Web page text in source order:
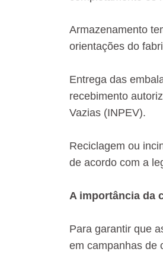
Armazenamento
orientações do
Entrega das
recebimento
Vazias (INPEV).
Reciclagem ou
de acordo com a
A importância da
Para garantir que
em campanhas de